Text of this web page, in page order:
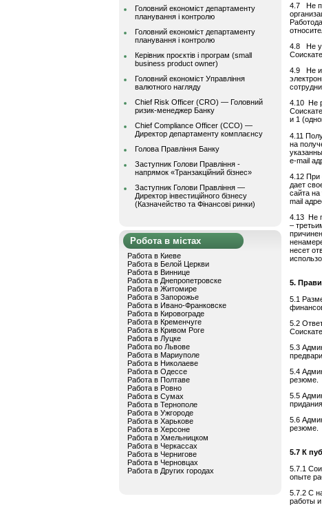
Головний економіст департаменту
планування і контролю
Головний економіст департаменту
планування і контролю
Керівник проєктів і програм (small
business product owner)
Головний економіст Управління
валютного нагляду
Chief Risk Officer (CRO) — Головний
ризик-менеджер Банку
Chief Compliance Officer (CCO) —
Директор департаменту комплаєнсу
Голова Правління Банку
Заступник Голови Правління -
напрямок «Транзакційний бізнес»
Заступник Голови Правління —
Директор інвестиційного бізнесу
(Казначейство та Фінансові ринки)
Робота в містах
Работа в Киеве
Работа в Белой Церкви
Работа в Виннице
Работа в Днепропетровске
Работа в Житомире
Работа в Запорожье
Работа в Ивано-Франковске
Работа в Кировограде
Работа в Кременчуге
Работа в Кривом Роге
Работа в Луцке
Работа во Львове
Работа в Мариуполе
Работа в Николаеве
Работа в Одессе
Работа в Полтаве
Работа в Ровно
Работа в Сумах
Работа в Тернополе
Работа в Ужгороде
Работа в Харькове
Работа в Херсоне
Работа в Хмельницком
Работа в Черкассах
Работа в Чернигове
Работа в Черновцах
Работа в Других городах
4.7 Не
4.8 Не
4.9 Не
4.10 Не
и 1
4.11
на
e-mail
4.12 При
дает
сайта
mail
4.13 Не
–
несет
5.
5.1
5.2
5.3
5.4
резюме.
5.5
5.6
резюме.
5.7 К
5.7.1
опыте
5.7.2 С
работы